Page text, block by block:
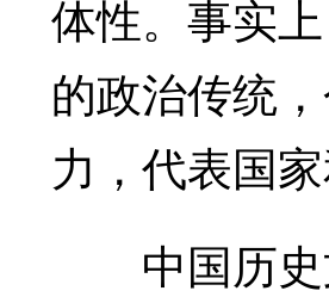
体性。事实
的政治传统
力，代表国
中国历史